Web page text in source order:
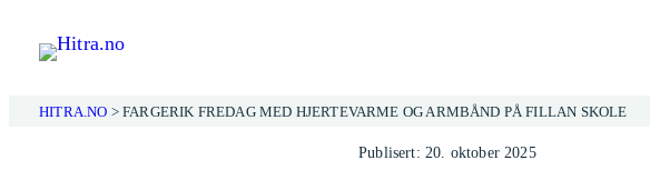
HITRA.NO >FARGERIK FREDAG MED HJERTEVARME OG ARMBÅND PÅ FILLAN SKOLE
Publisert: 20. oktober 2025